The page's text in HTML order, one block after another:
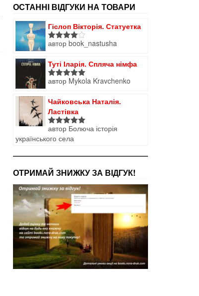
ОСТАННІ ВІДГУКИ НА ТОВАРИ
Гіслоп Вікторія. Статуетка
Оцінено
автор book_nastusha
Туті Іларія. Спляча німфа
Оцінено в
автор Mykola Kravchenko
Чайковська Наталія.
Ластівка
Оцінено в
5з 5
автор Болюча історія
українського села
ОТРИМАЙ ЗНИЖКУ ЗА ВІДГУК!